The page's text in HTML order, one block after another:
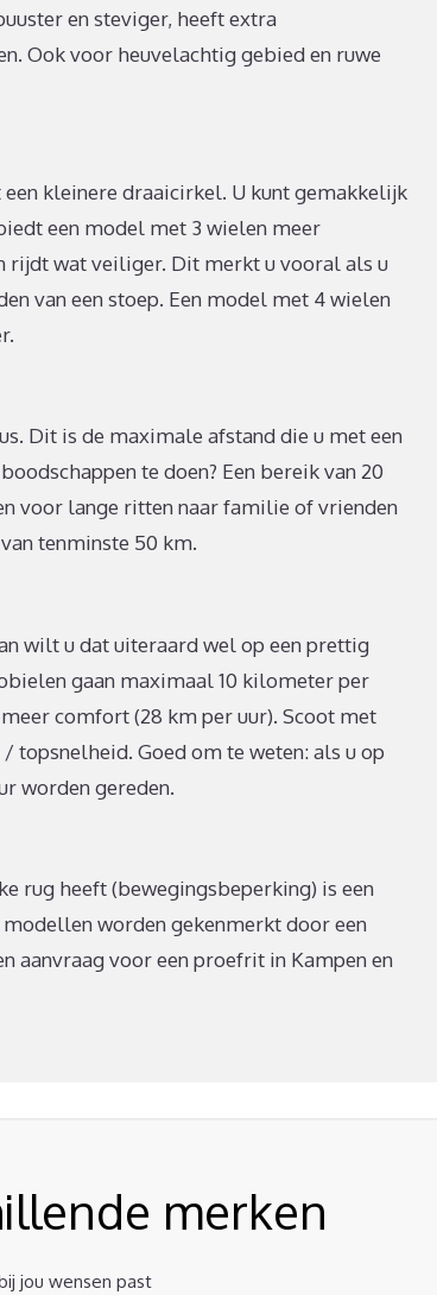
en steviger, heeft extra
Ook voor heuvelachtig gebied en ruwe
kleinere draaicirkel. U kunt gemakkelijk
een model met 3 wielen meer
rijdt wat veiliger. Dit merkt u vooral als u
van een stoep. Een model met 4 wielen
Dit is de maximale afstand die u met een
te doen? Een bereik van 20
voor lange ritten naar familie of vrienden
tenminste 50 km.
wilt u dat uiteraard wel op een prettig
gaan maximaal 10 kilometer per
comfort (28 km per uur). Scoot met
topsnelheid. Goed om te weten: als u op
worden gereden.
rug heeft (bewegingsbeperking) is een
worden gekenmerkt door een
aanvraag voor een proefrit in Kampen en
merken
jou wensen past